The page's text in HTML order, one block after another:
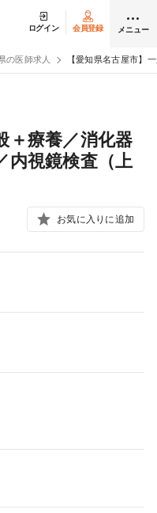
ログイン 会員登録 メニュー
の医師求人 【愛知県名古屋市】
＋療養／消化器
内視鏡検査（上
お気に入りに追加